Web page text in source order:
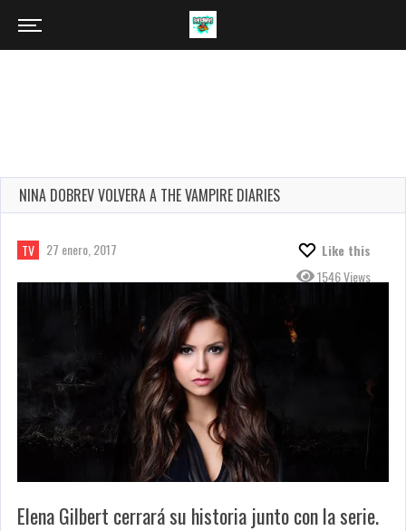
NINA DOBREV VOLVERA A THE VAMPIRE DIARIES
TV 27 enero, 2017
Like this
1546 Views
Elena Gilbert cerrará su historia junto con la serie.